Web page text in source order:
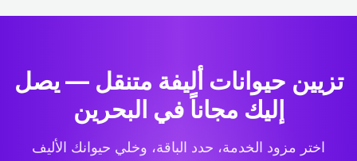
تزيين حيوانات أليفة متنقل — يصل
إليك مجاناً في البحرين
اختر مزود الخدمة، حدد الباقة، وخلي حيوانك الأليف